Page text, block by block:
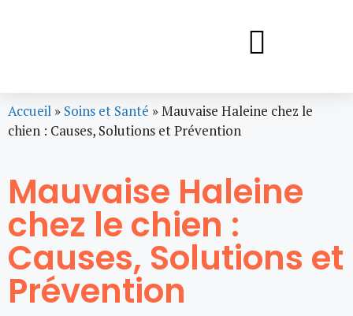
Accueil » Soins et Santé »Mauvaise Haleine chez le
chien : Causes, Solutions et Prévention
Mauvaise Haleine
chez le chien :
Causes, Solutions et
Prévention